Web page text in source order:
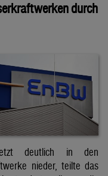
durch
deutlich in den
nieder, teilte das